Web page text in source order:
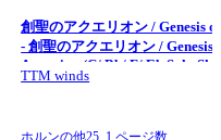
創聖のアクエリオン / Genesis
- 創聖のアクエリオン / Genesis
Aquarion (C/ Bb/ F/ Eb Solo
- AKINO
TTM winds
ホルンの他25, 1 ページ数